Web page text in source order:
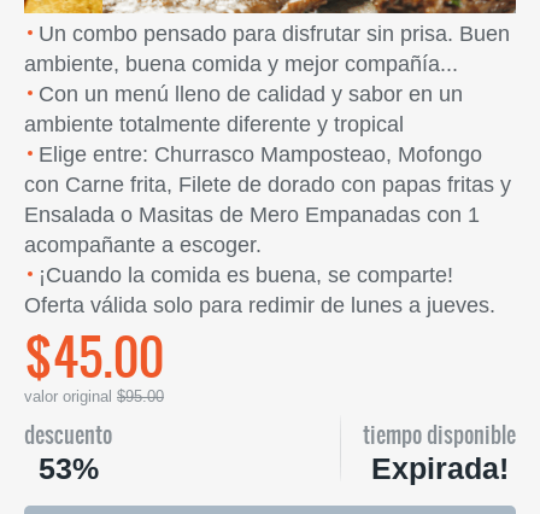
Un combo pensado para disfrutar sin prisa. Buen
ambiente, buena comida y mejor compañía...
Con un menú lleno de calidad y sabor en un
ambiente totalmente diferente y tropical
Elige entre: Churrasco Mamposteao, Mofongo
con Carne frita, Filete de dorado con papas fritas y
Ensalada o Masitas de Mero Empanadas con 1
acompañante a escoger.
¡Cuando la comida es buena, se comparte!
Oferta válida solo para redimir de lunes a jueves.
$45.00
valor original $95.00
descuento
53%
tiempo disponible
Expirada!